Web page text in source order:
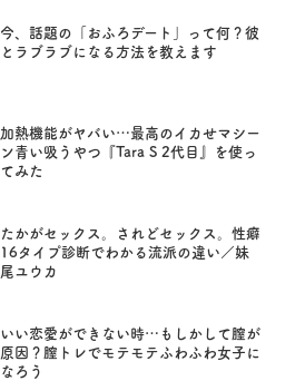
今、話題の「おふろデート」って何？彼
とラブラブになる方法を教えます
加熱機能がヤバい…最高のイカせマシー
ン青い吸うやつ『Tara S 2代目』を使っ
てみた
たかがセックス。されどセックス。性癖
16タイプ診断でわかる流派の違い／妹
尾ユウカ
いい恋愛ができない時…もしかして膣が
原因？膣トレでモテモテふわふわ女子に
なろう